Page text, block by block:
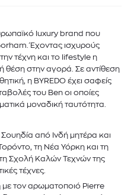
luxury brand που
Έχοντας ισχυρούς
τέχνη και το lifestyle η
θέση στην αγορά. Σε αντίθεση
η BYREDO έχει σαφείς
του Ben οι οποίες
μοναδική ταυτότητα.
από Ινδή μητέρα και
τη Νέα Υόρκη και τη
Σχολή Καλών Τεχνών της
τέχνες.
τον αρωματοποιό Pierre